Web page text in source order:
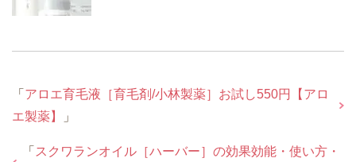
「 アロエ育毛液［育毛剤/小林製薬］お試し550円【アロ
エ製薬】
」
「 スクワランオイル［ハーバー］の効果効能・使い方・